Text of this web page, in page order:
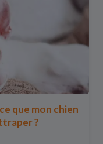
que mon chien
?